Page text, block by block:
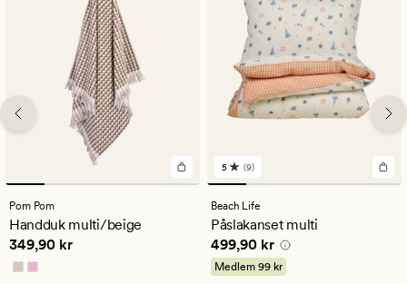
Pom Pom
Handduk multi/beige
Pris 349,90 kr
349,90 kr
9
omdömen
med
ett
genomsnittligt
betyg
på
5
5 (9)
Beach Life
Påslakanset multi
Pris 499,90 kr
499,90 kr
Medlem 99 kr